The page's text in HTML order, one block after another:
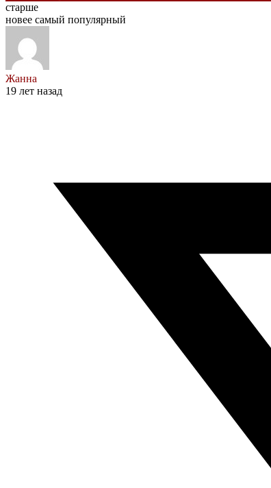
старше
новее самый популярный
Жанна
19 лет назад